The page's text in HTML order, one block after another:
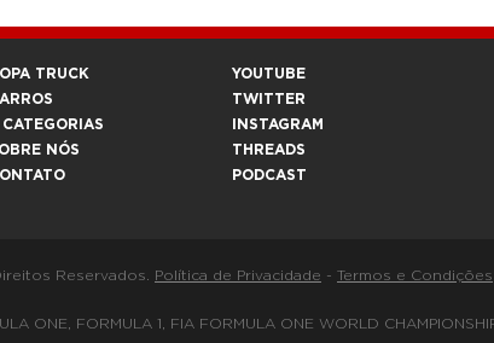
TRUCK
CATEGORIAS
NÓS
YOUTUBE
TWITTER
INSTAGRAM
THREADS
PODCAST
Reservados. Política de Privacidade - Termos e Condições
FORMULA 1, FIA FORMULA ONE WORLD